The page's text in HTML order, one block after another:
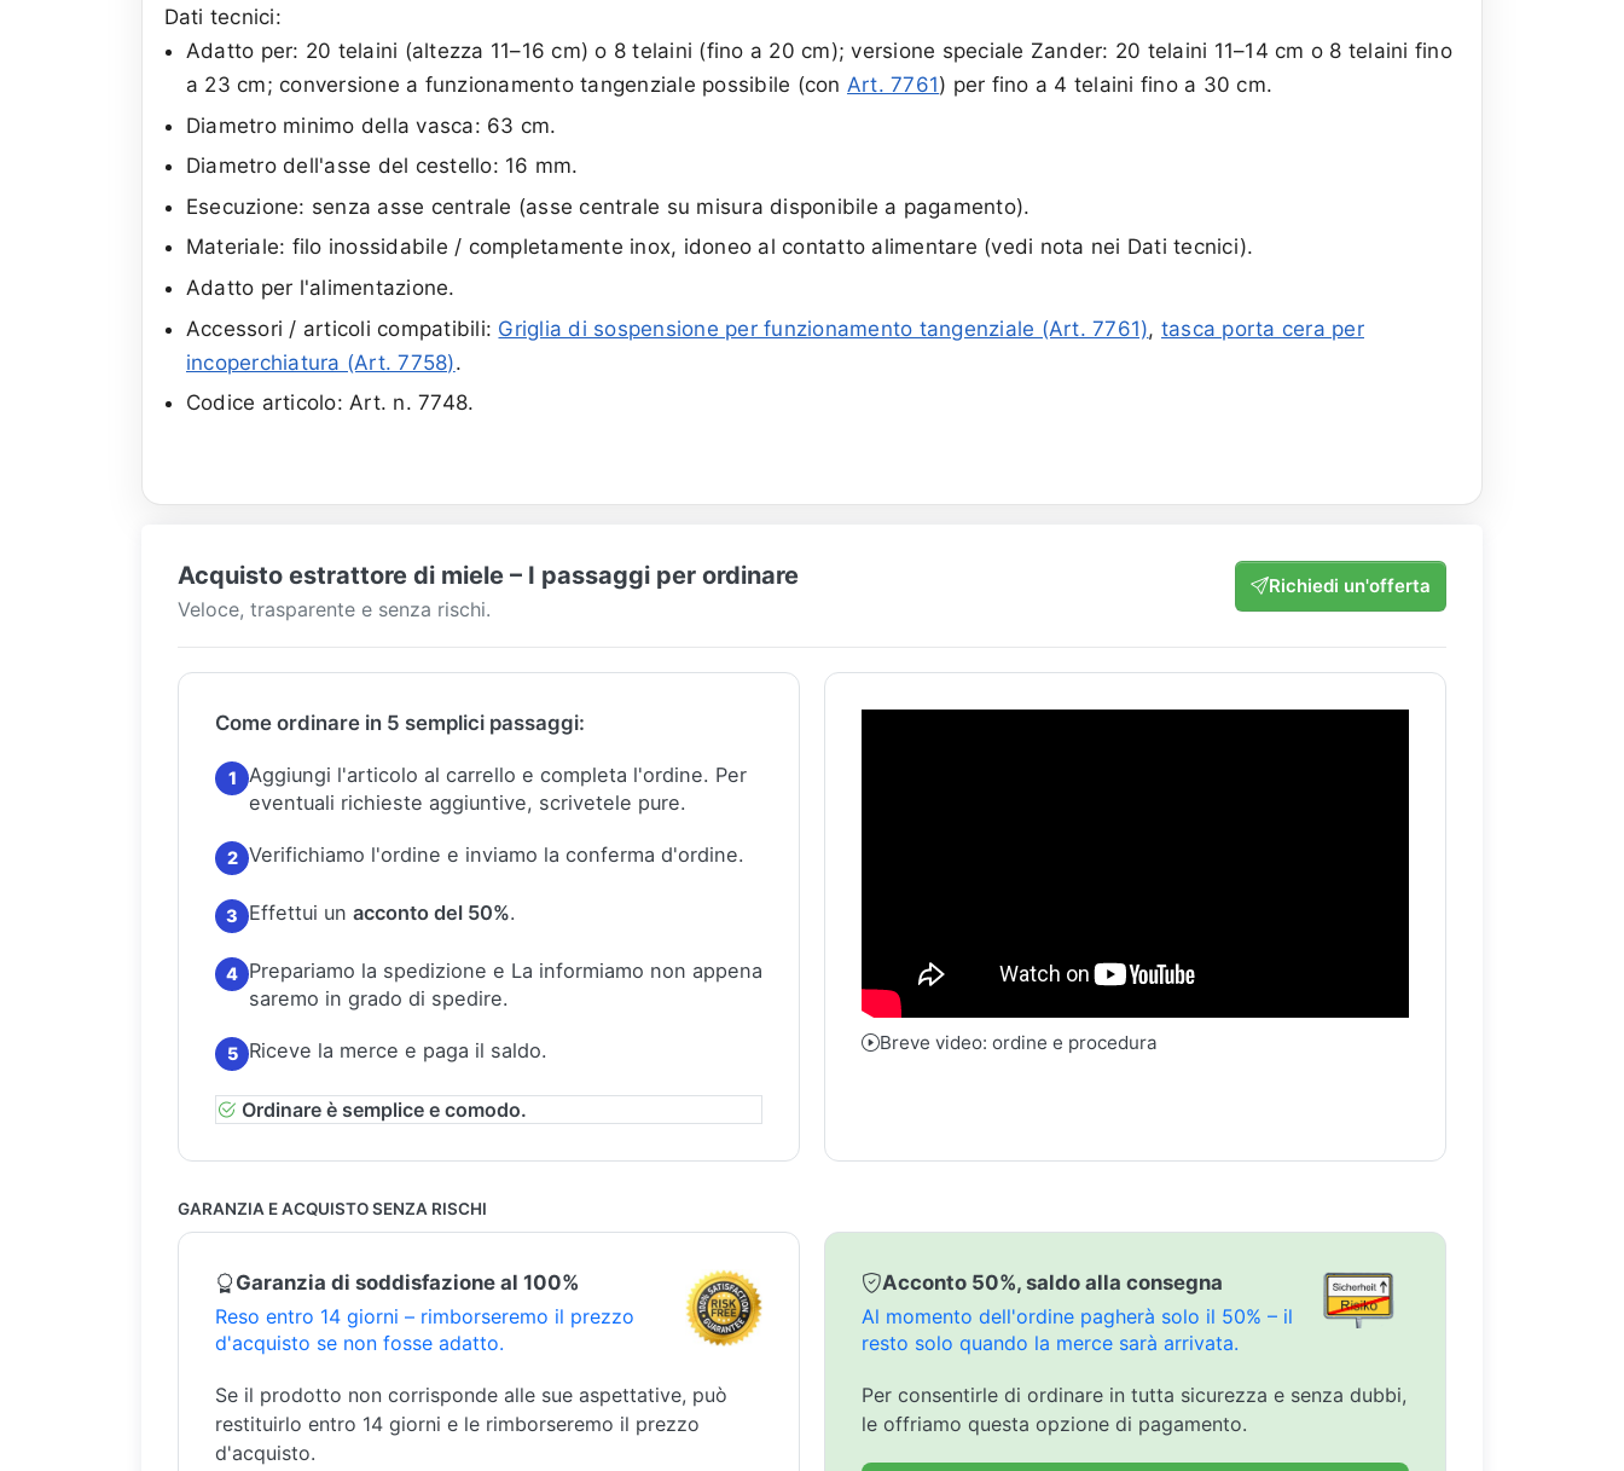
Dati tecnici:
Adatto per: 20 telaini (altezza 11–16 cm) o 8 telaini (fino a 20 cm); versione speciale Zander: 20 telaini 11–14 cm o 8 telaini fino
a 23 cm; conversione a funzionamento tangenziale possibile (con Art. 7761) per fino a 4 telaini fino a 30 cm.
Diametro minimo della vasca: 63 cm.
Diametro dell'asse del cestello: 16 mm.
Esecuzione: senza asse centrale (asse centrale su misura disponibile a pagamento).
Materiale: filo inossidabile / completamente inox, idoneo al contatto alimentare (vedi nota nei Dati tecnici).
Adatto per l'alimentazione.
Accessori / articoli compatibili: Griglia di sospensione per funzionamento tangenziale (Art. 7761), tasca porta cera per
incoperchiatura (Art. 7758).
Codice articolo: Art. n. 7748.
Acquisto estrattore di miele – I passaggi per ordinare
Veloce, trasparente e senza rischi.
Richiedi un'offerta
Come ordinare in 5 semplici passaggi:
1 Aggiungi l'articolo al carrello e completa l'ordine. Per
eventuali richieste aggiuntive, scrivetele pure.
2 Verifichiamo l'ordine e inviamo la conferma d'ordine.
3 Effettui un acconto del 50%.
4 Prepariamo la spedizione e La informiamo non appena
saremo in grado di spedire.
5 Riceve la merce e paga il saldo.
Ordinare è semplice e comodo.
Breve video: ordine e procedura
GARANZIA E ACQUISTO SENZA RISCHI
Garanzia di soddisfazione al 100%
Reso entro 14 giorni – rimborseremo il prezzo
d'acquisto se non fosse adatto.
Se il prodotto non corrisponde alle sue aspettative, può
restituirlo entro 14 giorni e le rimborseremo il prezzo
d'acquisto.
Acconto 50%, saldo alla consegna
Al momento dell'ordine pagherà solo il 50% – il
resto solo quando la merce sarà arrivata.
Per consentirle di ordinare in tutta sicurezza e senza dubbi,
le offriamo questa opzione di pagamento.